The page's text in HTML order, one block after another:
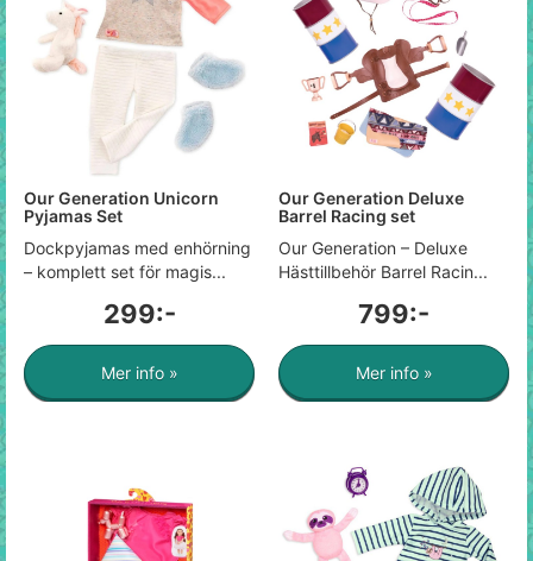
Our Generation Unicorn
Pyjamas Set
Dockpyjamas med enhörning
– komplett set för magis...
299:-
Mer info »
Our Generation Deluxe
Barrel Racing set
Our Generation – Deluxe
Hästtillbehör Barrel Racin...
799:-
Mer info »